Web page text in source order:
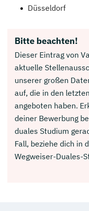
Düsseldorf
Bitte beachten!
Dieser Eintrag von
aktuelle
unserer großen
auf, die in den
angeboten haben.
deiner Bewerbung
duales Studium
Fall, beziehe dich in
Wegweiser-Duales-